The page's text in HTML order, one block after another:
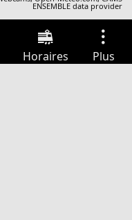
ENSEMBLE data provider
Horaires Plus